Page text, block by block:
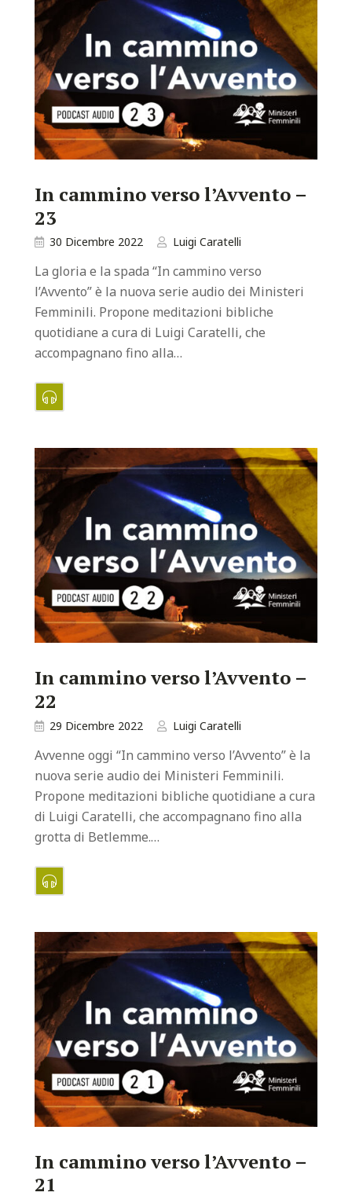
In cammino verso l’Avvento –
23
30 Dicembre 2022 Luigi Caratelli
La gloria e la spada “In cammino verso
l’Avvento” è la nuova serie audio dei Ministeri
Femminili. Propone meditazioni bibliche
quotidiane a cura di Luigi Caratelli, che
accompagnano fino alla…
In cammino verso l’Avvento –
22
29 Dicembre 2022 Luigi Caratelli
Avvenne oggi “In cammino verso l’Avvento” è la
nuova serie audio dei Ministeri Femminili.
Propone meditazioni bibliche quotidiane a cura
di Luigi Caratelli, che accompagnano fino alla
grotta di Betlemme.…
In cammino verso l’Avvento –
21